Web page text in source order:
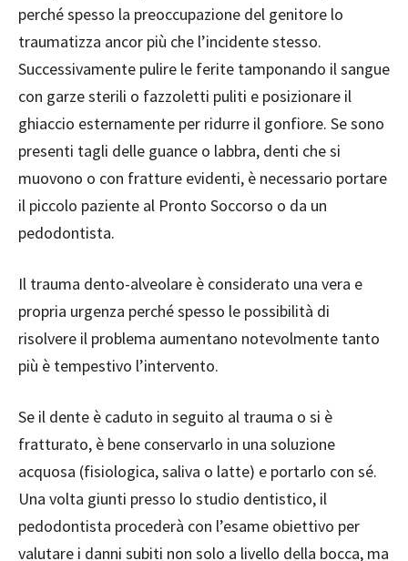
perché spesso la preoccupazione del genitore lo
traumatizza ancor più che l’incidente stesso.
Successivamente pulire le ferite tamponando il sangue
con garze sterili o fazzoletti puliti e posizionare il
ghiaccio esternamente per ridurre il gonfiore. Se sono
presenti tagli delle guance o labbra, denti che si
muovono o con fratture evidenti, è necessario portare
il piccolo paziente al Pronto Soccorso o da un
pedodontista.
Il trauma dento-alveolare è considerato una vera e
propria urgenza perché spesso le possibilità di
risolvere il problema aumentano notevolmente tanto
più è tempestivo l’intervento.
Se il dente è caduto in seguito al trauma o si è
fratturato, è bene conservarlo in una soluzione
acquosa (fisiologica, saliva o latte) e portarlo con sé.
Una volta giunti presso lo studio dentistico, il
pedodontista procederà con l’esame obiettivo per
valutare i danni subiti non solo a livello della bocca, ma